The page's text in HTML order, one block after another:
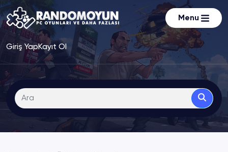
Menu
Giriş YapKayıt Ol